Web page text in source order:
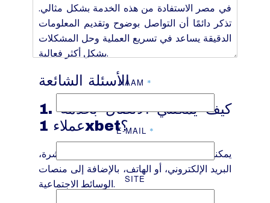
في مصر الاستفادة من هذه الخدمة بشكل مثالي.
تذكر دائمًا أن التواصل بوضوح وتقديم المعلومات
الدقيقة يساعد في تسريع العملية وحل المشكلات
بشكل أكثر فعالية.
الأسئلة الشائعة
1. كيف يمكنني الاتصال بخدمة
عملاء 1xbet؟
يمكنك الاتصال بهم عن طريق الدردشة المباشرة،
البريد الإلكتروني، أو الهاتف، بالإضافة إلى منصات
الوسائط الاجتماعية.
NAAM *
E-MAIL *
SITE